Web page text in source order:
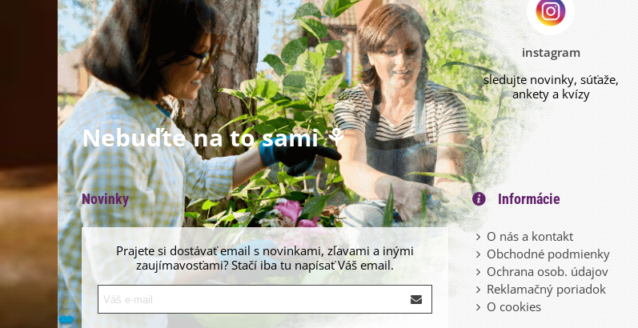
Nebuďte na to sami ⚘
instagram
sledujte novinky, súťaže,
ankety a kvízy
Novinky
Prajete si dostávať email s novinkami, zľavami a inými
zaujímavosťami? Stačí iba tu napísať Váš email.
Informácie
O nás a kontakt
Obchodné podmienky
Ochrana osob. údajov
Reklamačný poriadok
O cookies